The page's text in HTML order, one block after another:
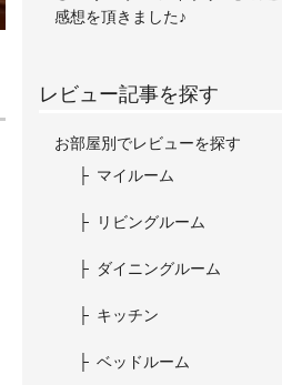
感想を頂きました♪
レビュー記事を探す
お部屋別でレビューを探す
マイルーム
リビングルーム
ダイニングルーム
キッチン
ベッドルーム